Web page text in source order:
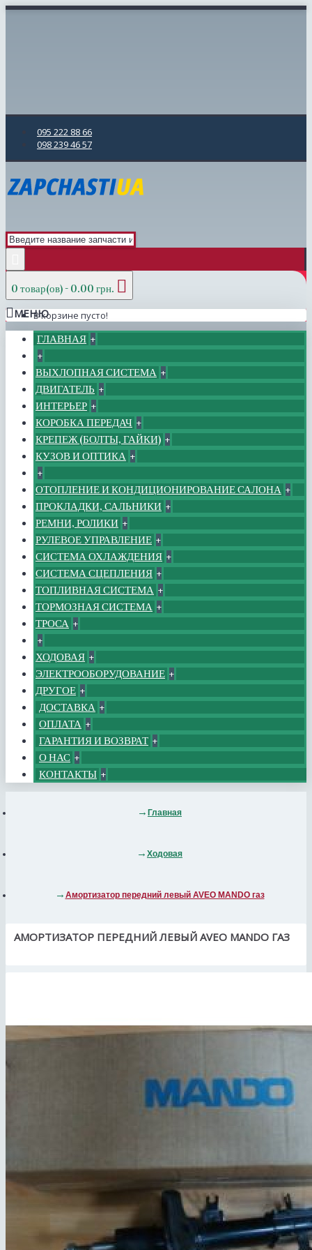
095 222 88 66
098 239 46 57
0 товар(ов) - 0.00 грн.
В корзине пусто!
МЕНЮ
ГЛАВНАЯ +
+
ВЫХЛОПНАЯ СИСТЕМА +
ДВИГАТЕЛЬ +
ИНТЕРЬЕР +
КОРОБКА ПЕРЕДАЧ +
КРЕПЕЖ (БОЛТЫ, ГАЙКИ) +
КУЗОВ И ОПТИКА +
+
ОТОПЛЕНИЕ И КОНДИЦИОНИРОВАНИЕ САЛОНА +
ПРОКЛАДКИ, САЛЬНИКИ +
РЕМНИ, РОЛИКИ +
РУЛЕВОЕ УПРАВЛЕНИЕ +
СИСТЕМА ОХЛАЖДЕНИЯ +
СИСТЕМА СЦЕПЛЕНИЯ +
ТОПЛИВНАЯ СИСТЕМА +
ТОРМОЗНАЯ СИСТЕМА +
ТРОСА +
+
ХОДОВАЯ +
ЭЛЕКТРООБОРУДОВАНИЕ +
ДРУГОЕ +
ДОСТАВКА +
ОПЛАТА +
ГАРАНТИЯ И ВОЗВРАТ +
О НАС +
КОНТАКТЫ +
Главная
Ходовая
Амортизатор передний левый AVEO MANDO газ
АМОРТИЗАТОР ПЕРЕДНИЙ ЛЕВЫЙ AVEO MANDO ГАЗ